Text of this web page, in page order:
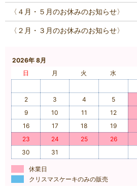
〈４月・５月のお休みのお知らせ〉
〈２月・３月のお休みのお知らせ〉
2026年 8月
日
月 火 水
2
3 4 5
9
10 11 12
16
17 18 19
23
24 25 26
30
31
休業日
クリスマスケーキのみの販売